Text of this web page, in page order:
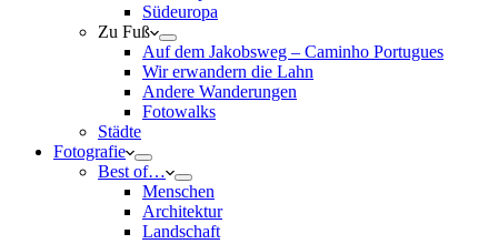
Südeuropa
Zu Fuß
Auf dem Jakobsweg – Caminho Portugues
Wir erwandern die Lahn
Andere Wanderungen
Fotowalks
Städte
Fotografie
Best of…
Menschen
Architektur
Landschaft